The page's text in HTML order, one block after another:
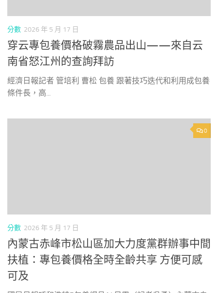
分數 2026 年 5 月 17 日
穿云專包養價格破霧農品出山——來自云
南省怒江州的查詢拜訪
經濟日報記者 管培利 曹松 包養 跟著技巧迭代和利用成包養
條件長，高...
0
分數 2026 年 5 月 17 日
內蒙古赤峰市松山區加大力度黨群辦事中間
扶植：專包養價格全時全齡共享 方便可感
可及